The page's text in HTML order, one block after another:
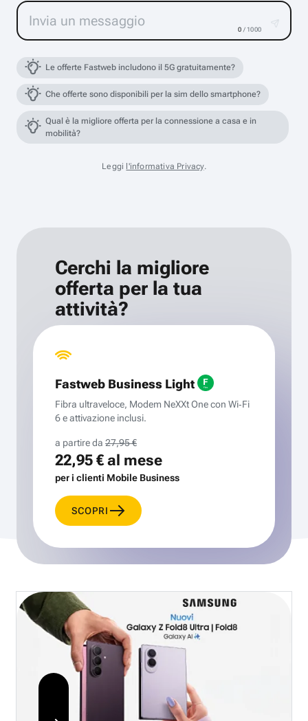
0 / 1000
Le offerte Fastweb includono il 5G gratuitamente?
Che offerte sono disponibili per la sim dello smartphone?
Qual è la migliore offerta per la connessione a casa e in
mobilità?
Leggi l'informativa Privacy.
Cerchi la migliore
offerta per la tua
attività?
Fastweb Business Light
Fibra ultraveloce, Modem NeXXt One con Wi‑Fi
6 e attivazione inclusi.
a partire da 27,95 €
22,95 €al mese
per i clienti Mobile Business
SCOPRI